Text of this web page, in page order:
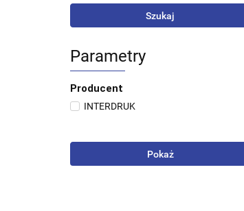
Szukaj
Parametry
Producent
INTERDRUK
Pokaż